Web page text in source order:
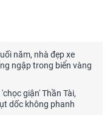
năm, nhà đẹp xe
ngập trong biển vàng
giận' Thần Tài,
dốc không phanh